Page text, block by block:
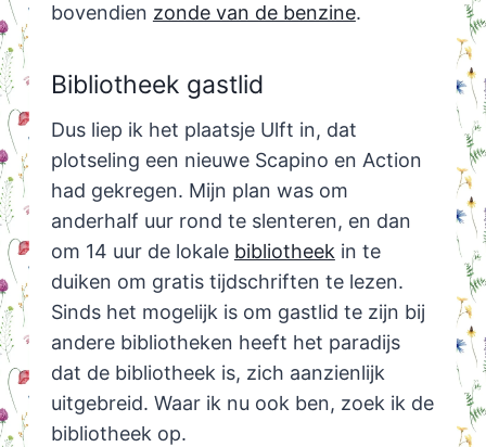
bovendien zonde van de benzine.
Bibliotheek gastlid
Dus liep ik het plaatsje Ulft in, dat
plotseling een nieuwe Scapino en Action
had gekregen. Mijn plan was om
anderhalf uur rond te slenteren, en dan
om 14 uur de lokale bibliotheek in te
duiken om gratis tijdschriften te lezen.
Sinds het mogelijk is om gastlid te zijn bij
andere bibliotheken heeft het paradijs
dat de bibliotheek is, zich aanzienlijk
uitgebreid. Waar ik nu ook ben, zoek ik de
bibliotheek op.